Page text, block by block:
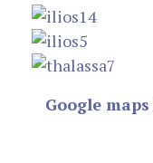
Google maps